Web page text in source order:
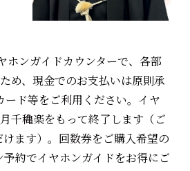
ホンガイドカウンターで、各部
め、現金でのお支払いは原則承
ド等をご利用ください。イヤ
千穐楽をもって終了します（ご
ます）。回数券をご購入希望の
約でイヤホンガイドをお得にご